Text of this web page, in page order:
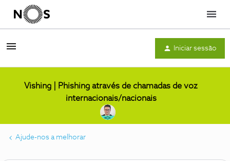
Menu
Iniciar sessão
Vishing | Phishing através de chamadas de voz
internacionais/nacionais
Ajude-nos a melhorar